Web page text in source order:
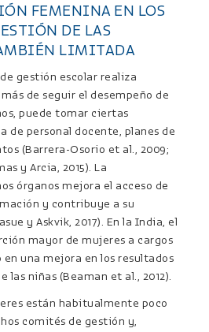
FEMENINA EN LOS
DE LAS
LIMITADA
gestión escolar realiza
de seguir el desempeño de
puede tomar ciertas
de personal docente, planes de
(Barrera-Osorio et al., 2009;
y Arcia, 2015). La
órganos mejora el acceso de
y contribuye a su
y Askvik, 2017). En la India, el
mayor de mujeres a cargos
una mejora en los resultados
las niñas (Beaman et al., 2012).
están habitualmente poco
comités de gestión y,